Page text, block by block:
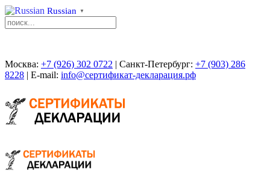
Russian ▼
Москва: +7 (926) 302 0722 | Санкт-Петербург: +7 (903) 286
8228 | E-mail: info@сертификат-декларация.рф